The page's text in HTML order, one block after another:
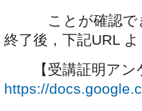
ことが確認でき
終了後，下記URL
【受講証明アン
https://